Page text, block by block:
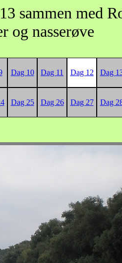
sammen med
og nasserøve
Dag 10 Dag 11 Dag 12 Dag
Dag 25 Dag 26 Dag 27 Dag